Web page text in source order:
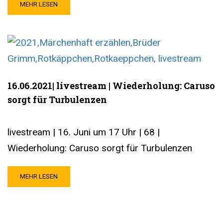
MEHR LESEN
16.06.2021| livestream | Wiederholung: Caruso
sorgt für Turbulenzen
livestream | 16. Juni um 17 Uhr | 68 |
Wiederholung: Caruso sorgt für Turbulenzen
MEHR LESEN